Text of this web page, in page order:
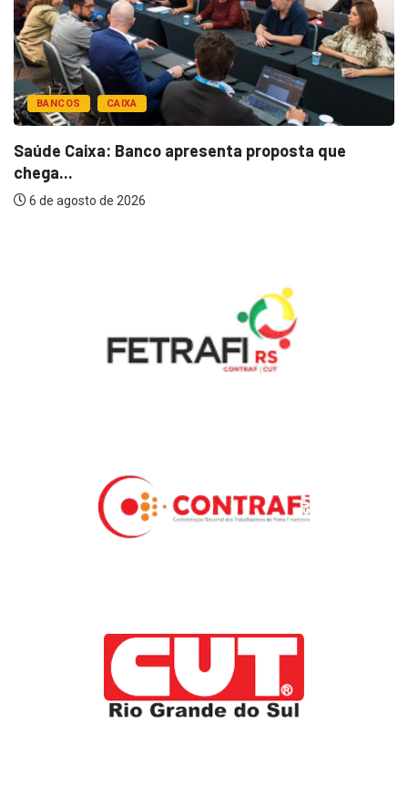
BANCOS CAIXA
Saúde Caixa: Banco apresenta proposta que
chega...
6 de agosto de 2026